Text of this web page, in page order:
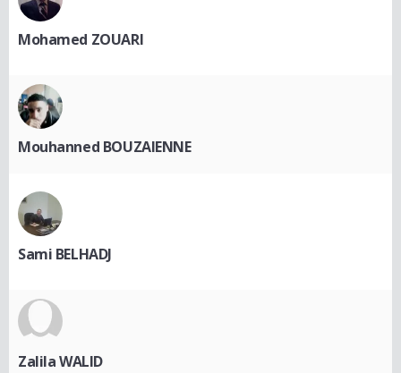
Mohamed ZOUARI
Mouhanned BOUZAIENNE
Sami BELHADJ
Zalila WALID